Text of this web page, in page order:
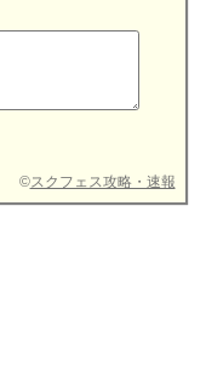
©スクフェス攻略・速報